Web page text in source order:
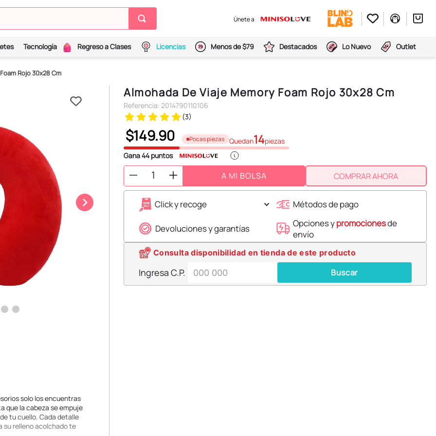
Únete a
Tecnología Regreso a Clases Licencias Menos de $79 Destacados Lo Nuevo Outlet
Rojo 30x28 Cm
solo los encuentras
que la cabeza se empuje
tu cuello. Cada detalle
su relleno acolchado te
Almohada De Viaje Memory Foam Rojo 30x28 Cm
Referencia: 2014790110106
(3)
$149.90 Pocas piezas Quedan14piezas
Gana44puntos
A MI BOLSA COMPRAR AHORA
Click y recoge Métodos de pago
Devoluciones y garantías Opciones ypromocionesde
envío
Consulta disponibilidad en tienda de este producto
Ingresa C.P. Buscar